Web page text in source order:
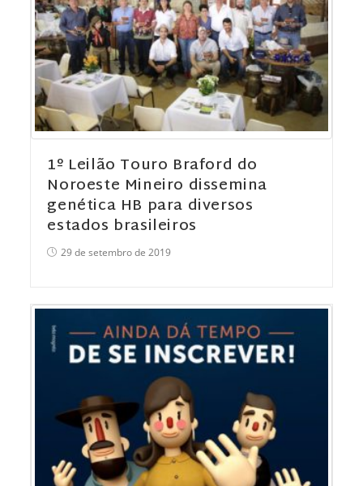
1º Leilão Touro Braford do
Noroeste Mineiro dissemina
genética HB para diversos
estados brasileiros
29 de setembro de 2019